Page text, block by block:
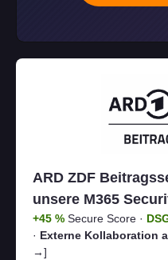
ARD ZDF
unsere M365
+45 % Secure Score ·
· Externe Kollaboration
→]